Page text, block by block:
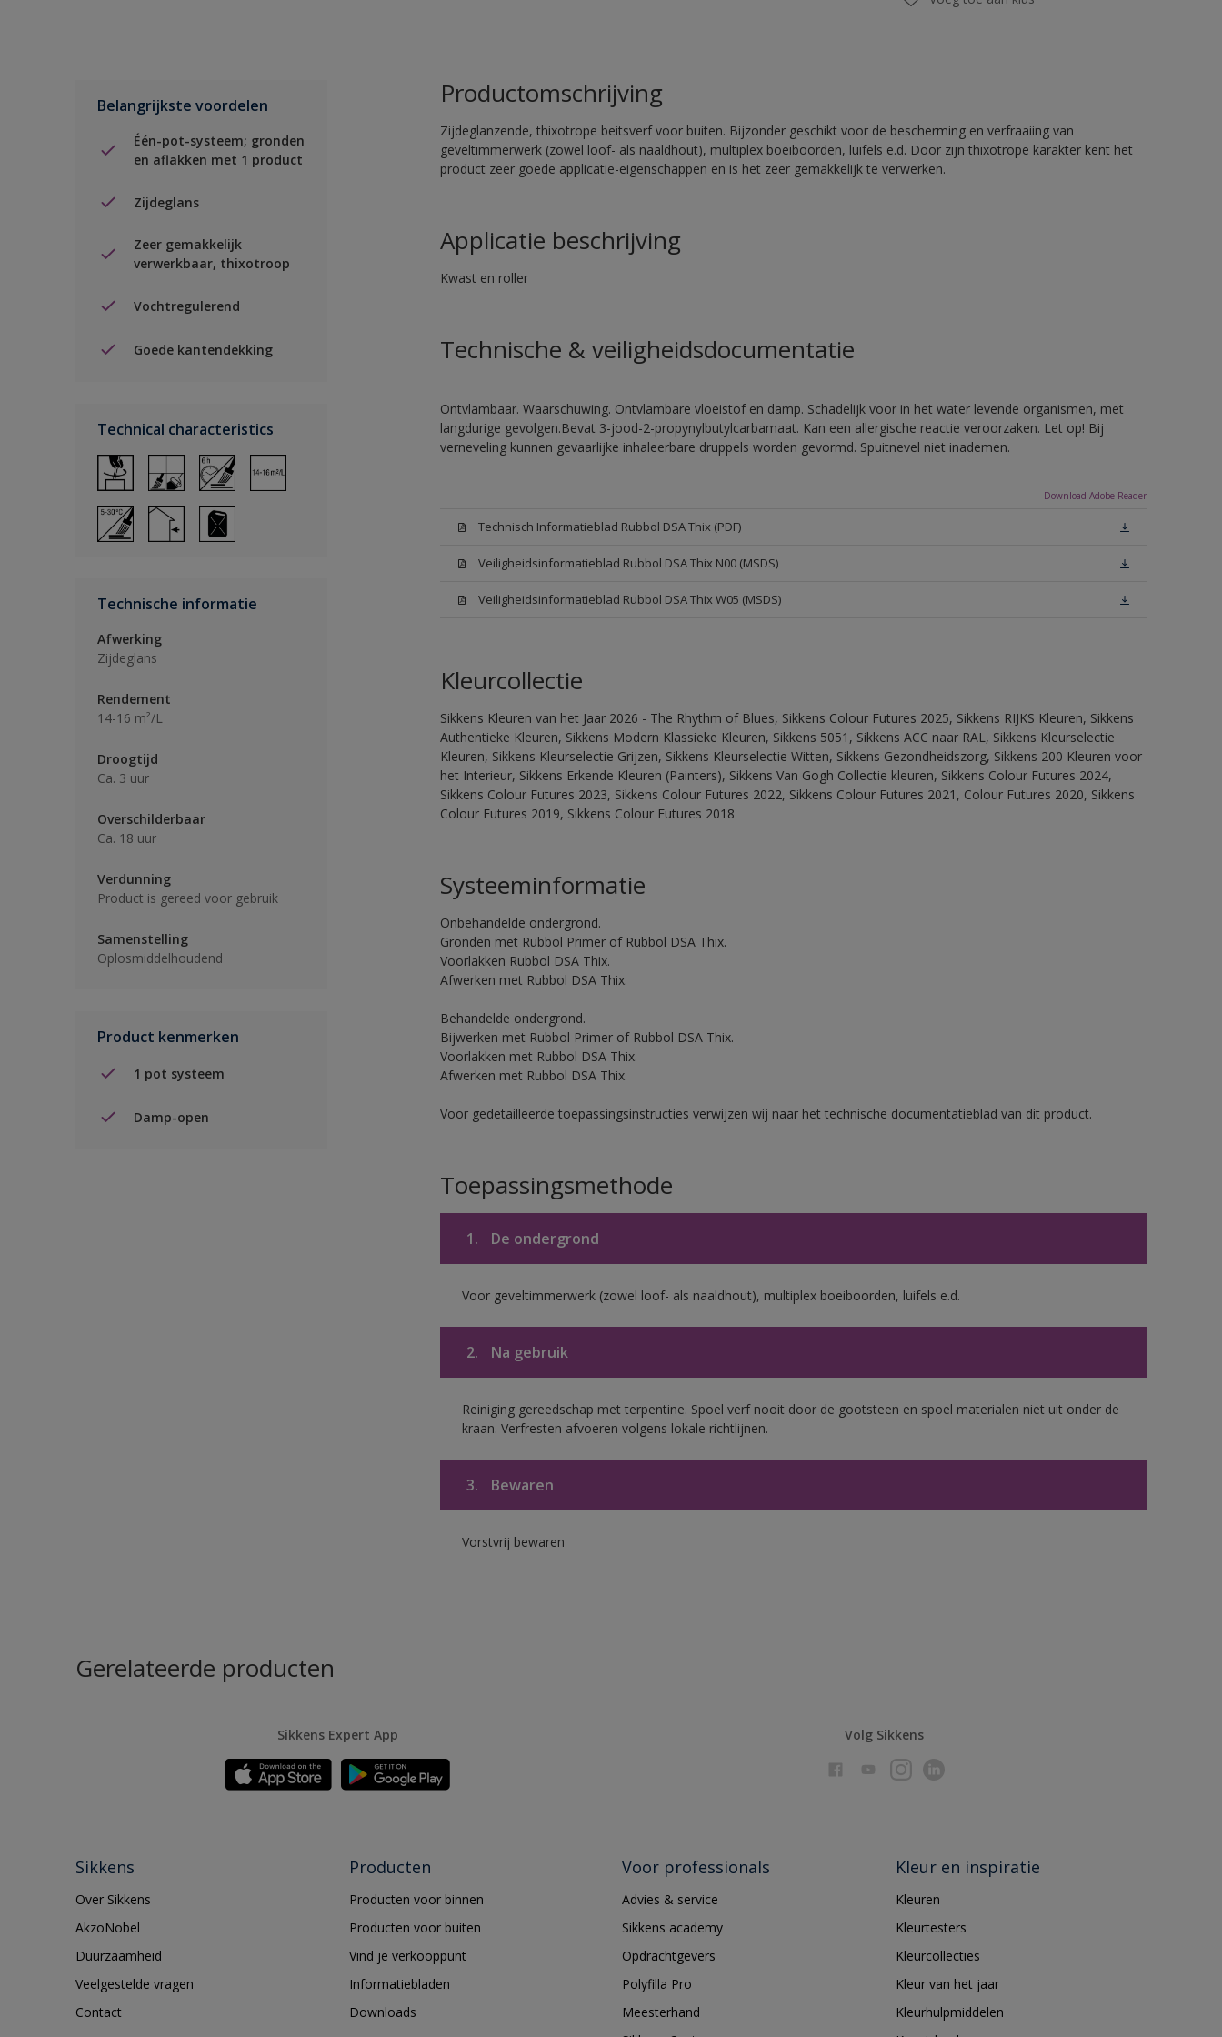
Belangrijkste voordelen
Één-pot-systeem; gronden
en aflakken met 1 product
Zijdeglans
Zeer gemakkelijk
verwerkbaar, thixotroop
Vochtregulerend
Goede kantendekking
Technical characteristics
Technische informatie
Afwerking
Zijdeglans
Rendement
14-16 m²/L
Droogtijd
Ca. 3 uur
Overschilderbaar
Ca. 18 uur
Verdunning
Product is gereed voor gebruik
Samenstelling
Oplosmiddelhoudend
Product kenmerken
1 pot systeem
Damp-open
Productomschrijving
Zijdeglanzende, thixotrope beitsverf voor buiten. Bijzonder geschikt voor de bescherming en verfraaiing van
geveltimmerwerk (zowel loof- als naaldhout), multiplex boeiboorden, luifels e.d. Door zijn thixotrope karakter kent het
product zeer goede applicatie-eigenschappen en is het zeer gemakkelijk te verwerken.
Applicatie beschrijving
Kwast en roller
Technische & veiligheidsdocumentatie
Ontvlambaar. Waarschuwing. Ontvlambare vloeistof en damp. Schadelijk voor in het water levende organismen, met
langdurige gevolgen.Bevat 3-jood-2-propynylbutylcarbamaat. Kan een allergische reactie veroorzaken. Let op! Bij
verneveling kunnen gevaarlijke inhaleerbare druppels worden gevormd. Spuitnevel niet inademen.
Download Adobe Reader
Technisch Informatieblad Rubbol DSA Thix (PDF)
Veiligheidsinformatieblad Rubbol DSA Thix N00 (MSDS)
Veiligheidsinformatieblad Rubbol DSA Thix W05 (MSDS)
Kleurcollectie
Sikkens Kleuren van het Jaar 2026 - The Rhythm of Blues, Sikkens Colour Futures 2025, Sikkens RIJKS Kleuren, Sikkens
Authentieke Kleuren, Sikkens Modern Klassieke Kleuren, Sikkens 5051, Sikkens ACC naar RAL, Sikkens Kleurselectie
Kleuren, Sikkens Kleurselectie Grijzen, Sikkens Kleurselectie Witten, Sikkens Gezondheidszorg, Sikkens 200 Kleuren voor
het Interieur, Sikkens Erkende Kleuren (Painters), Sikkens Van Gogh Collectie kleuren, Sikkens Colour Futures 2024,
Sikkens Colour Futures 2023, Sikkens Colour Futures 2022, Sikkens Colour Futures 2021, Colour Futures 2020, Sikkens
Colour Futures 2019, Sikkens Colour Futures 2018
Systeeminformatie
Onbehandelde ondergrond.
Gronden met Rubbol Primer of Rubbol DSA Thix.
Voorlakken Rubbol DSA Thix.
Afwerken met Rubbol DSA Thix.
Behandelde ondergrond.
Bijwerken met Rubbol Primer of Rubbol DSA Thix.
Voorlakken met Rubbol DSA Thix.
Afwerken met Rubbol DSA Thix.
Voor gedetailleerde toepassingsinstructies verwijzen wij naar het technische documentatieblad van dit product.
Toepassingsmethode
1. De ondergrond
Voor geveltimmerwerk (zowel loof- als naaldhout), multiplex boeiboorden, luifels e.d.
2. Na gebruik
Reiniging gereedschap met terpentine. Spoel verf nooit door de gootsteen en spoel materialen niet uit onder de
kraan. Verfresten afvoeren volgens lokale richtlijnen.
3. Bewaren
Vorstvrij bewaren
Gerelateerde producten
Sikkens Expert App Volg Sikkens
Sikkens
Over Sikkens
AkzoNobel
Duurzaamheid
Veelgestelde vragen
Contact
Producten
Producten voor binnen
Producten voor buiten
Vind je verkooppunt
Informatiebladen
Downloads
Voor professionals
Advies & service
Sikkens academy
Opdrachtgevers
Polyfilla Pro
Meesterhand
Kleur en inspiratie
Kleuren
Kleurtesters
Kleurcollecties
Kleur van het jaar
Kleurhulpmiddelen